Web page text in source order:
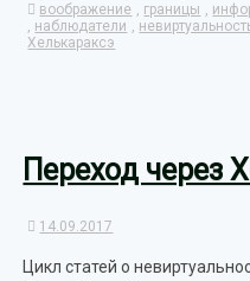
воображение , границы ,
, наблюдатели ,
Хелькараксэ
Переход через
14.09.2017
Цикл статей о